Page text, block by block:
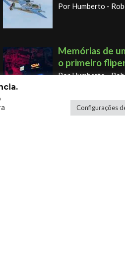
Por Humberto -
Memórias de
o primeiro
Por Humberto -
Os novos
Configurações